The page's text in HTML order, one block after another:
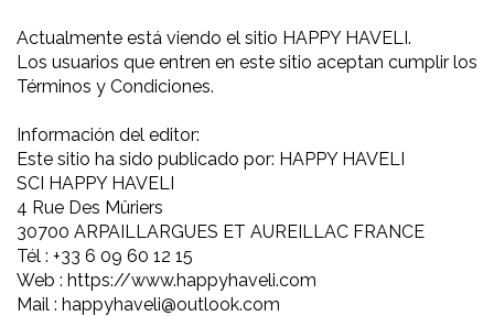
Actualmente está viendo el sitio HAPPY HAVELI.
Los usuarios que entren en este sitio aceptan cumplir los
Términos y Condiciones.
Información del editor:
Este sitio ha sido publicado por: HAPPY HAVELI
SCI HAPPY HAVELI
4 Rue Des Mûriers
30700 ARPAILLARGUES ET AUREILLAC FRANCE
Tél : +33 6 09 60 12 15
Web : https://www.happyhaveli.com
Mail : happyhaveli@outlook.com